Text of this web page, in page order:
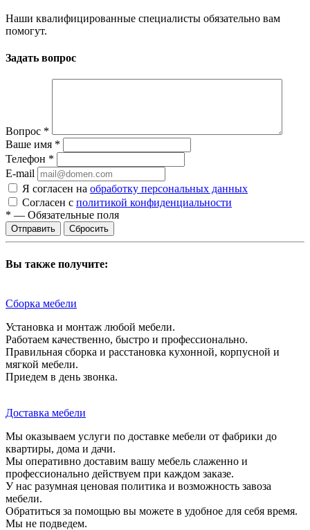
Наши квалифицированные специалисты обязательно вам
помогут.
Задать вопрос
Вопрос *
Ваше имя *
Телефон *
E-mail
Я согласен на обработку персональных данных
Согласен с политикой конфиденциальности
* — Обязательные поля
Сбросить
Вы также получите:
Сборка мебели
Установка и монтаж любой мебели.
Работаем качественно, быстро и профессионально.
Правильная сборка и расстановка кухонной, корпусной и
мягкой мебели.
Приедем в день звонка.
Доставка мебели
Мы оказываем услуги по доставке мебели от фабрики до
квартиры, дома и дачи.
Мы оперативно доставим вашу мебель слаженно и
профессионально действуем при каждом заказе.
У нас разумная ценовая политика и возможность завоза
мебели.
Обратиться за помощью вы можете в удобное для себя время.
Мы не подведем.